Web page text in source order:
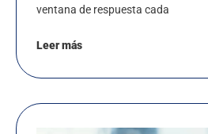
ventana de respuesta cada
Leer más